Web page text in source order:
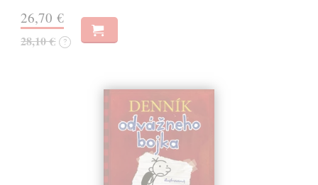
26,70 €
28,10 € ?